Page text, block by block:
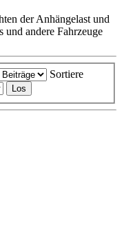
der Anhängelast und
und andere Fahrzeuge
Sortiere